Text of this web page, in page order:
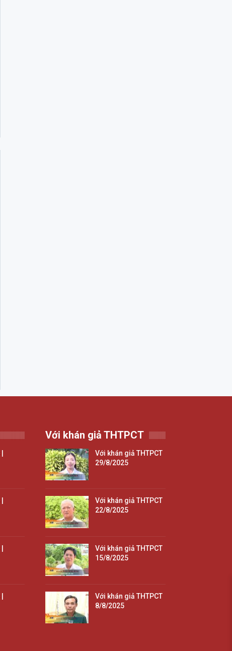
Với khán giả THTPCT
Với khán giả THTPCT
29/8/2025
Với khán giả THTPCT
22/8/2025
Với khán giả THTPCT
15/8/2025
Với khán giả THTPCT
8/8/2025